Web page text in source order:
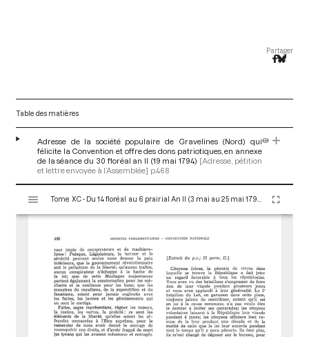
Partager
Table des matières
Adresse de la société populaire de Gravelines (Nord) qui
félicite la Convention et offre des dons patriotiques, en annexe
de la séance du 30 floréal an II (19 mai 1794) [Adresse, pétition
et lettre envoyée à l’Assemblée] p.468
s